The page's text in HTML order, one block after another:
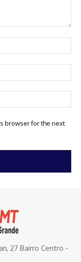
browser for the next
27 Bairro Centro -